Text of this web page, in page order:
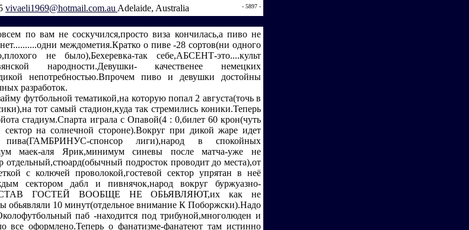
vivaeli1969@hotmail.com.au Adelaide, Australia - 5897 -
по вам не соскучился,просто виза кончилась,а пиво не
междометия.Кратко о пиве -28 сортов(ни одного
не было),Бехеревка-так себе,АБСЕНТ-это....культ
народности.Девушки- качественее немецких
непотребностью.Впрочем пиво и девушки достойны
разработок.
футбольной тематикой,на которую попал 2 августа(точь в
тот самый стадион,куда так стремились коники.Теперь
стадиум.Спарта играла с Опавой(4 : 0,билет 60 крон(чуть
сектор на солнечной стороне).Вокруг при дикой жаре идет
пива(ГАМБРИНУС-спонсор лиги),народ в спокойных
маек-аля Ярик,минимум синевы после матча-уже не
подросток проводит до места),от
с колючей проволокой,гостевой сектор упрятан в неё
сектором дабл и пивнячок,народ вокруг буржуазно-
СОСТАВ ГОСТЕЙ ВООБЩЕ НЕ ОБЬЯВЛЯЮТ,их как не
обьявляли 10 минут(отдельное внимание К Поборжски).Надо
паб -находится под трибуной,многолюден и
все оформлено.Теперь о фанатизме-фанатеют там истинно